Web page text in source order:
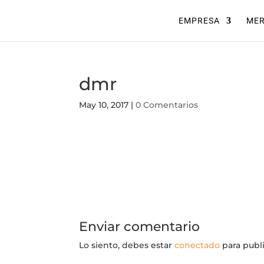
EMPRESA
dmr
May 10, 2017 |0 Comentarios
Enviar comentario
Lo siento, debes estarconectado para